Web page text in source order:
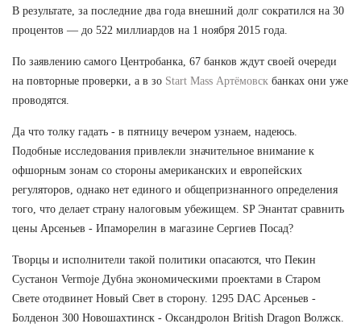
В результате, за последние два года внешний долг сократился на 30
процентов — до 522 миллиардов на 1 ноября 2015 года.
По заявлению самого Центробанка, 67 банков ждут своей очереди
на повторные проверки, а в зо Start Mass Артёмовск банках они уже
проводятся.
Да что толку гадать - в пятницу вечером узнаем, надеюсь.
Подобные исследования привлекли значительное внимание к
офшорным зонам со стороны американских и европейских
регуляторов, однако нет единого и общепризнанного определения
того, что делает страну налоговым убежищем. SP Энантат сравнить
цены Арсеньев - Ипаморелин в магазине Сергиев Посад?
Творцы и исполнители такой политики опасаются, что Пекин
Сустанон Vermoje Дубна экономическими проектами в Старом
Свете отодвинет Новый Свет в сторону. 1295 DAC Арсеньев -
Болденон 300 Новошахтинск - Оксандролон British Dragon Волжск.